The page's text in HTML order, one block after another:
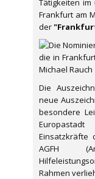
Tätigkeiten
Frankfurt am
der
Die
neue
besondere
Einsatzkräfte
AGFH
Rahmen